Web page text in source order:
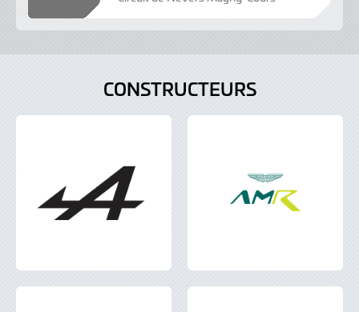
CONSTRUCTEURS